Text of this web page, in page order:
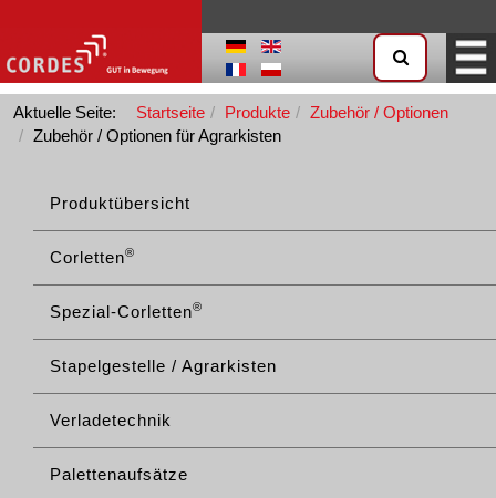
Aktuelle Seite: Startseite Produkte
Zubehör / Optionen
Zubehör / Optionen für Agrarkisten
Produktübersicht
Corletten®
Spezial-Corletten®
Stapelgestelle / Agrarkisten
Verladetechnik
Palettenaufsätze